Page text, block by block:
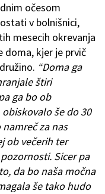
očesom
v bolnišnici,
mesecih okrevanja
doma, kjer je prvič
“Doma ga
štiri
ga bo ob
še do 30
za nas
ob večerih ter
Sicer pa
da bo naša močna
še tako hudo